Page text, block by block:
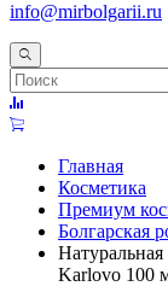
info@mirbolgarii.ru
Главная
Косметика
Премиум
Болгарская
Натуральная
Karlovo 100